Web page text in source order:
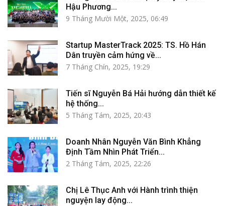
Hậu Phương...
9 Tháng Mười Một, 2025, 06:49
Startup MasterTrack 2025: TS. Hồ Hán
Dân truyền cảm hứng về...
7 Tháng Chín, 2025, 19:29
Tiến sĩ Nguyễn Bá Hải hướng dẫn thiết kế
hệ thống...
5 Tháng Tám, 2025, 20:43
Doanh Nhân Nguyễn Văn Bình Khẳng
Định Tầm Nhìn Phát Triển...
2 Tháng Tám, 2025, 22:26
Chị Lê Thục Anh với Hành trình thiện
nguyện lay động...